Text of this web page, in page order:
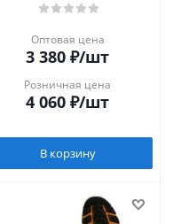
Оптовая цена
3 380 ₽/шт
Розничная цена
4 060 ₽/шт
В корзину